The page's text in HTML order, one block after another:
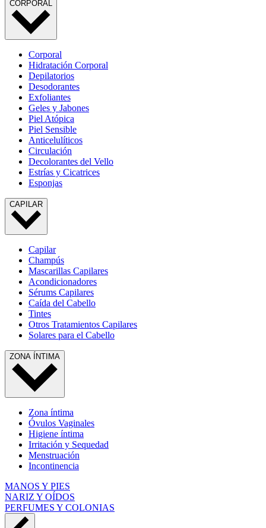
CORPORAL
Corporal
Hidratación Corporal
Depilatorios
Desodorantes
Exfoliantes
Geles y Jabones
Piel Atópica
Piel Sensible
Anticelulíticos
Circulación
Decolorantes del Vello
Estrías y Cicatrices
Esponjas
CAPILAR
Capilar
Champús
Mascarillas Capilares
Acondicionadores
Sérums Capilares
Caída del Cabello
Tintes
Otros Tratamientos Capilares
Solares para el Cabello
ZONA ÍNTIMA
Zona íntima
Óvulos Vaginales
Higiene íntima
Irritación y Sequedad
Menstruación
Incontinencia
MANOS Y PIES
NARIZ Y OÍDOS
PERFUMES Y COLONIAS